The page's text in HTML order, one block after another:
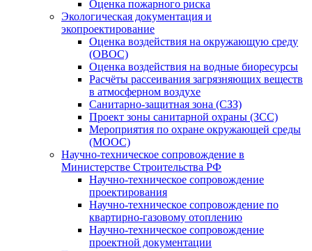
Оценка пожарного риска
Экологическая документация и
экопроектирование
Оценка воздействия на окружающую среду
(ОВОС)
Оценка воздействия на водные биоресурсы
Расчёты рассеивания загрязняющих веществ
в атмосферном воздухе
Санитарно-защитная зона (СЗЗ)
Проект зоны санитарной охраны (ЗСС)
Мероприятия по охране окружающей среды
(МООС)
Научно-техническое сопровождение в
Министерстве Строительства РФ
Научно-техническое сопровождение
проектирования
Научно-техническое сопровождение по
квартирно-газовому отоплению
Научно-техническое сопровождение
проектной документации